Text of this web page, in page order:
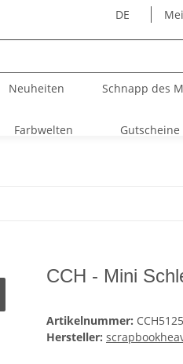
DE
Neuheiten Schnapp des
Farbwelten Gutscheine
CCH - Mini
Artikelnummer:
Hersteller: